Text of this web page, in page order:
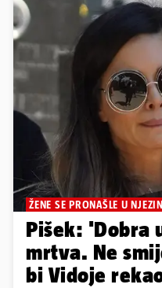
ŽENE SE PRONAŠLE U
Pišek: 'Dobra
mrtva. Ne
bi Vidoje